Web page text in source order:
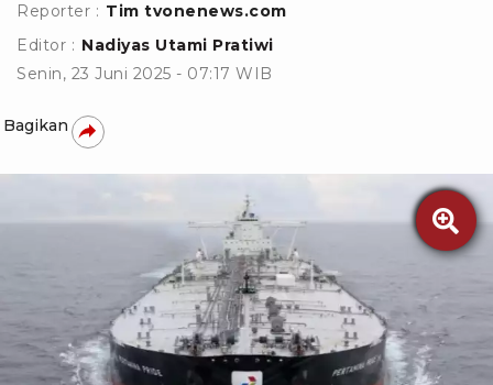
Reporter : Tim tvonenews.com
Editor : Nadiyas Utami Pratiwi
Senin, 23 Juni 2025 - 07:17 WIB
Bagikan
